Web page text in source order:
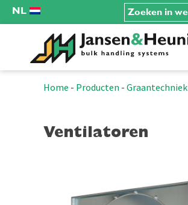
NL
Home - Producten - Graantechniek
Ventilatoren